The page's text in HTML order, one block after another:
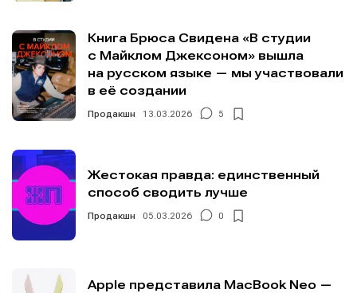
Книга Брюса Свидена «В студии
с Майклом Джексоном» вышла
на русском языке — мы участвовали
в её создании
Продакшн 13.03.2026 5
Жестокая правда: единственный
способ сводить лучше
Продакшн 05.03.2026 0
Apple представила MacBook Neo —